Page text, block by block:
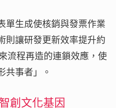
單生成使核銷與發票作業
則讓研發更新效率提升約
流程再造的連鎖效應，使
共事者」。
創文化基因